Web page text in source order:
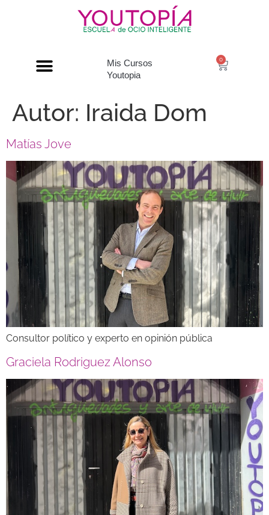
Mis Cursos
Youtopia
0
Autor: Iraida Dom
Matías Jove
Consultor político y experto en opinión pública
Graciela Rodriguez Alonso